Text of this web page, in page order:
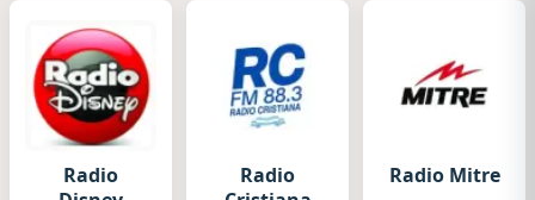
Radio
Radio
Radio Mitre